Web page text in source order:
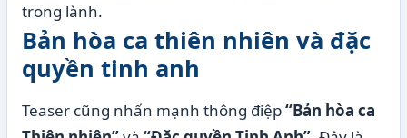
trong lành.
Bản hòa ca thiên nhiên và đặc
quyền tinh anh
Teaser cũng nhấn mạnh thông điệp“Bản hòa ca